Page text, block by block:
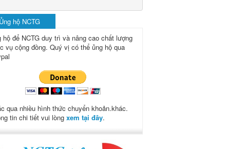
Ủng hộ NCTG
hộ để NCTG duy trì và nâng cao chất lượng
vụ cộng đồng. Quý vị có thể ủng hộ qua
qua nhiều hình thức chuyển khoản.khác.
tin chi tiết vui lòng xem tại đây.